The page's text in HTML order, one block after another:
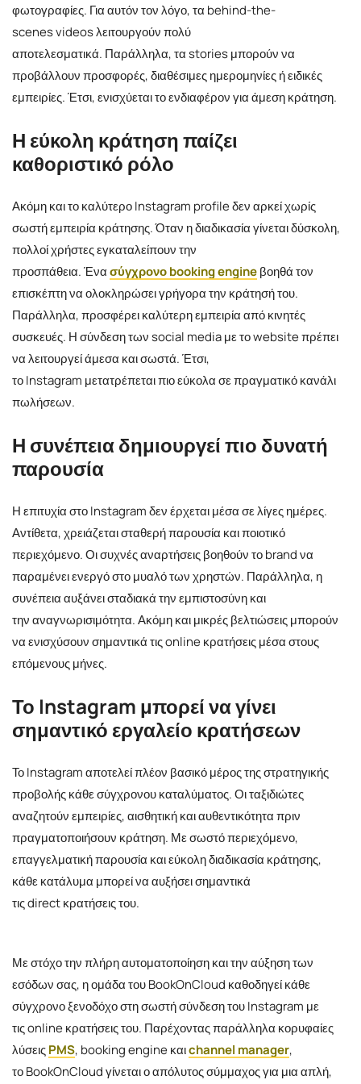
φωτογραφίες. Για αυτόν τον λόγο, τα behind-the-
scenes videos λειτουργούν πολύ
αποτελεσματικά. Παράλληλα, τα stories μπορούν να
προβάλλουν προσφορές, διαθέσιμες ημερομηνίες ή ειδικές
εμπειρίες. Έτσι, ενισχύεται το ενδιαφέρον για άμεση κράτηση.
Η εύκολη κράτηση παίζει
καθοριστικό ρόλο
Ακόμη και το καλύτερο Instagram profile δεν αρκεί χωρίς
σωστή εμπειρία κράτησης. Όταν η διαδικασία γίνεται δύσκολη,
πολλοί χρήστες εγκαταλείπουν την
προσπάθεια. Ένασύγχρονο booking engineβοηθά τον
επισκέπτη να ολοκληρώσει γρήγορα την κράτησή του.
Παράλληλα, προσφέρει καλύτερη εμπειρία από κινητές
συσκευές. Η σύνδεση των social media με το website πρέπει
να λειτουργεί άμεσα και σωστά. Έτσι,
το Instagram μετατρέπεται πιο εύκολα σε πραγματικό κανάλι
πωλήσεων.
Η συνέπεια δημιουργεί πιο δυνατή
παρουσία
Η επιτυχία στο Instagram δεν έρχεται μέσα σε λίγες ημέρες.
Αντίθετα, χρειάζεται σταθερή παρουσία και ποιοτικό
περιεχόμενο. Οι συχνές αναρτήσεις βοηθούν το brand να
παραμένει ενεργό στο μυαλό των χρηστών. Παράλληλα, η
συνέπεια αυξάνει σταδιακά την εμπιστοσύνη και
την αναγνωρισιμότητα. Ακόμη και μικρές βελτιώσεις μπορούν
να ενισχύσουν σημαντικά τις online κρατήσεις μέσα στους
επόμενους μήνες.
Το Instagram μπορεί να γίνει
σημαντικό εργαλείο κρατήσεων
Το Instagram αποτελεί πλέον βασικό μέρος της στρατηγικής
προβολής κάθε σύγχρονου καταλύματος. Οι ταξιδιώτες
αναζητούν εμπειρίες, αισθητική και αυθεντικότητα πριν
πραγματοποιήσουν κράτηση. Με σωστό περιεχόμενο,
επαγγελματική παρουσία και εύκολη διαδικασία κράτησης,
κάθε κατάλυμα μπορεί να αυξήσει σημαντικά
τις direct κρατήσεις του.
Με στόχο την πλήρη αυτοματοποίηση και την αύξηση των
εσόδων σας, η ομάδα του BookOnCloud καθοδηγεί κάθε
σύγχρονο ξενοδόχο στη σωστή σύνδεση του Instagram με
τις online κρατήσεις του. Παρέχοντας παράλληλα κορυφαίες
λύσειςPMS, booking engine καιchannel manager,
το BookOnCloud γίνεται ο απόλυτος σύμμαχος για μια απλή,